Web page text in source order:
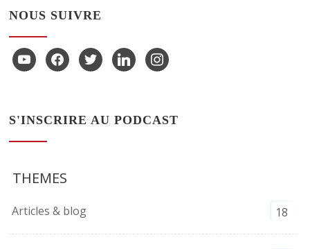
NOUS SUIVRE
youtubefacebooktwitter linkedin instagram
S'INSCRIRE AU PODCAST
THEMES
Articles & blog 18